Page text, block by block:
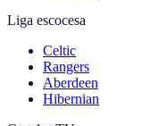
Liga escocesa
Celtic
Rangers
Aberdeen
Hibernian